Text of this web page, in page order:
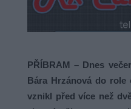
PŘÍBRAM – Dnes
Bára Hrzánová do role
vznikl před více než